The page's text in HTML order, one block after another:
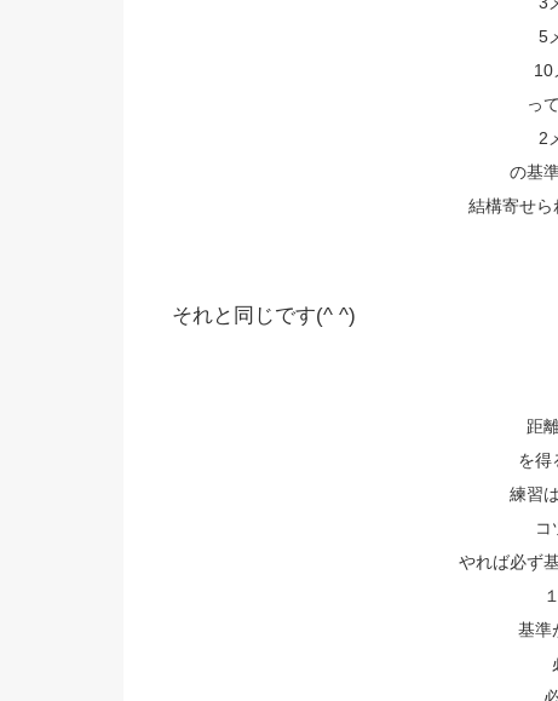
5
10
っ
2
の基
結構寄せ
それと同じです(^ ^)
距
を得
練習
コ
やれば必ず
基準